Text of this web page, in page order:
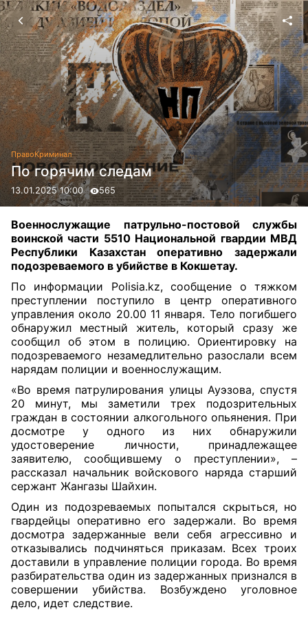
ПравоКриминал
По горячим следам
13.01.2025 10:00 565
Военнослужащие патрульно-постовой службы
воинской части 5510 Национальной гвардии МВД
Республики Казахстан оперативно задержали
подозреваемого в убийстве в Кокшетау.
По информации Polisia.kz, сообщение о тяжком
преступлении поступило в центр оперативного
управления около 20.00 11 января. Тело погибшего
обнаружил местный житель, который сразу же
сообщил об этом в полицию. Ориентировку на
подозреваемого незамедлительно разослали всем
нарядам полиции и военнослужащим.
«Во время патрулирования улицы Ауэзова, спустя
20 минут, мы заметили трех подозрительных
граждан в состоянии алкогольного опьянения. При
досмотре у одного из них обнаружили
удостоверение личности, принадлежащее
заявителю, сообщившему о преступлении», –
рассказал начальник войскового наряда старший
сержант Жангазы Шайхин.
Один из подозреваемых попытался скрыться, но
гвардейцы оперативно его задержали. Во время
досмотра задержанные вели себя агрессивно и
отказывались подчиняться приказам. Всех троих
доставили в управление полиции города. Во время
разбирательства один из задержанных признался в
совершении убийства. Возбуждено уголовное
дело, идет следствие.